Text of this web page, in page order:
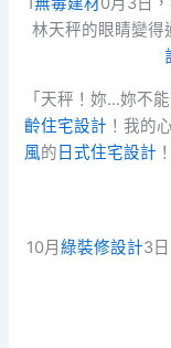
林天秤的眼睛變得
「天秤！妳…妳不能
齡住宅設計 ！我的
風的 日式住宅設計
10月 綠裝修設計3